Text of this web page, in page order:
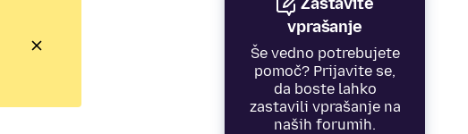
Zastavite
vprašanje
Še vedno potrebujete
pomoč? Prijavite se,
da boste lahko
zastavili vprašanje na
naših forumih.